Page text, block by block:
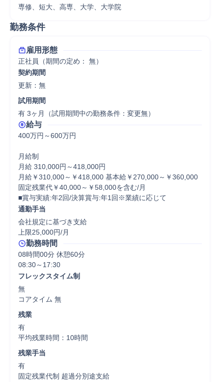
専修、短大、高専、大学、大学院
勤務条件
雇用形態
正社員（期間の定め： 無）
契約期間
更新：無
試用期間
有 3ヶ月（試用期間中の勤務条件：変更無）
給与
400万円～600万円
月給制
月給 310,000円～418,000円
月給￥310,000～￥418,000 基本給￥270,000～￥360,000
固定残業代￥40,000～￥58,000を含む/月
■賞与実績:年2回/決算賞与:年1回※業績に応じて
通勤手当
会社規定に基づき支給
上限25,000円/月
勤務時間
08時間00分 休憩60分
フレックスタイム制
無
コアタイム 無
残業
有
平均残業時間：10時間
残業手当
有
固定残業代制 超過分別途支給